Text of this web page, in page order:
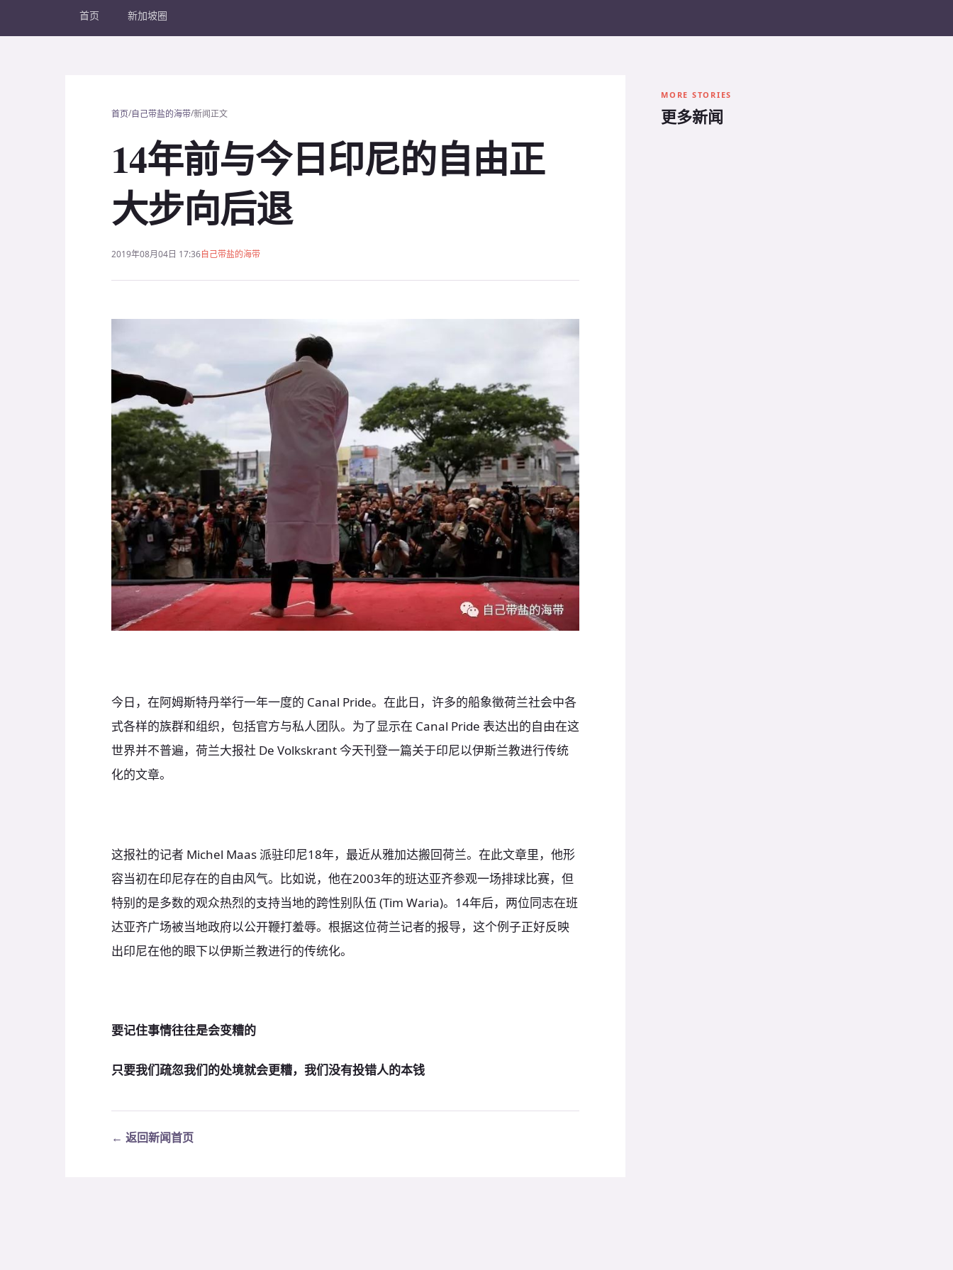
首页 新加坡圈
首页/自己带盐的海带/新闻正文
14年前与今日印尼的自由正
大步向后退
2019年08月04日 17:36自己带盐的海带
今日，在阿姆斯特丹举行一年一度的 Canal Pride。在此日，许多的船象徵荷兰社会中各
式各样的族群和组织，包括官方与私人团队。为了显示在 Canal Pride 表达出的自由在这
世界并不普遍，荷兰大报社 De Volkskrant 今天刊登一篇关于印尼以伊斯兰教进行传统
化的文章。
这报社的记者 Michel Maas 派驻印尼18年，最近从雅加达搬回荷兰。在此文章里，他形
容当初在印尼存在的自由风气。比如说，他在2003年的班达亚齐参观一场排球比赛，但
特别的是多数的观众热烈的支持当地的跨性别队伍 (Tim Waria)。14年后，两位同志在班
达亚齐广场被当地政府以公开鞭打羞辱。根据这位荷兰记者的报导，这个例子正好反映
出印尼在他的眼下以伊斯兰教进行的传统化。
要记住事情往往是会变糟的
只要我们疏忽我们的处境就会更糟，我们没有投错人的本钱
← 返回新闻首页
MORE STORIES
更多新闻